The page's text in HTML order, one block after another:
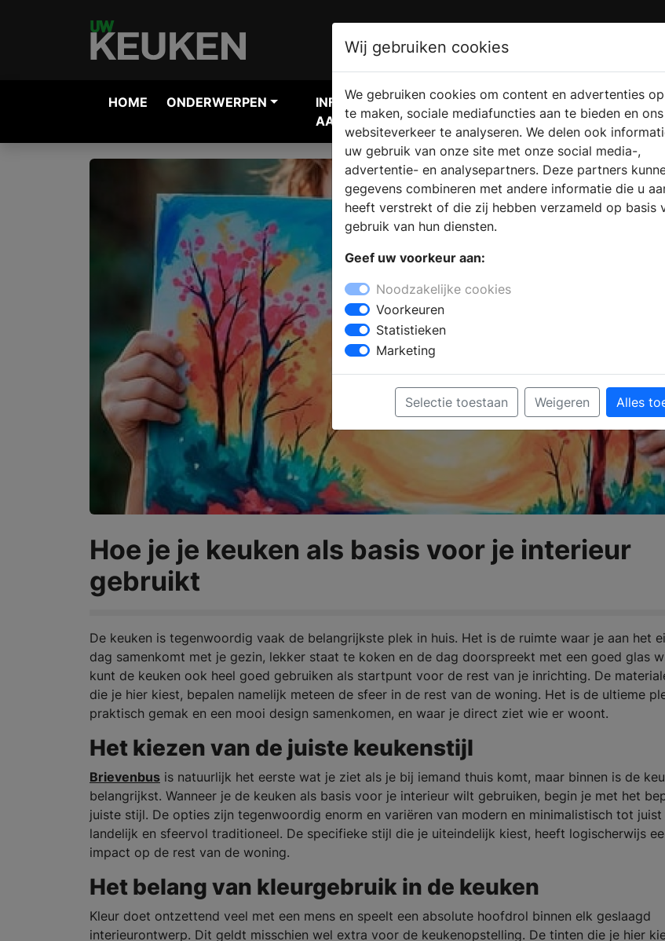
HOME ONDERWERPEN
INFORMATIE
AANVRAGEN
VERKOOPLOCATIE
VINDEN
Hoe je je keuken als basis voor je interieur
gebruikt
De keuken is tegenwoordig vaak de belangrijkste plek in huis. Het is de ruimte waar je aan het
dag samenkomt met je gezin, lekker staat te koken en de dag doorspreekt met een goed glas
kunt de keuken ook heel goed gebruiken als startpunt voor de rest van je inrichting. De
die je hier kiest, bepalen namelijk meteen de sfeer in de rest van de woning. Het is de ultieme
praktisch gemak en een mooi design samenkomen, en waar je direct ziet wie er woont.
Het kiezen van de juiste keukenstijl
Brievenbus is natuurlijk het eerste wat je ziet als je bij iemand thuis komt, maar binnen is de
belangrijkst. Wanneer je de keuken als basis voor je interieur wilt gebruiken, begin je met het
juiste stijl. De opties zijn tegenwoordig enorm en variëren van modern en minimalistisch tot juist
landelijk en sfeervol traditioneel. De specifieke stijl die je uiteindelijk kiest, heeft logischerwijs
impact op de rest van de woning.
Het belang van kleurgebruik in de keuken
Kleur doet ontzettend veel met een mens en speelt een absolute hoofdrol binnen elk geslaagd
interieurontwerp. Dit geldt misschien wel extra voor de keukenopstelling. De tinten die je hier
Wij gebruiken cookies
We gebruiken cookies om content en advertenties
te maken, sociale mediafuncties aan te bieden en ons
websiteverkeer te analyseren. We delen ook
uw gebruik van onze site met onze social media-,
advertentie- en analysepartners. Deze partners
gegevens combineren met andere informatie die u
heeft verstrekt of die zij hebben verzameld op basis
gebruik van hun diensten.
Geef uw voorkeur aan:
Noodzakelijke cookies
Voorkeuren
Statistieken
Marketing
Selectie toestaan Weigeren Alles